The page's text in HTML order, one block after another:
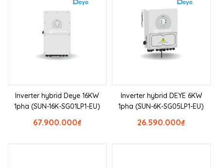
Inverter hybrid Deye 16KW
1pha (SUN-16K-SG01LP1-EU)
₫
67.900.000
Inverter hybrid DEYE 6KW
1pha (SUN-6K-SG05LP1-EU)
₫
26.590.000